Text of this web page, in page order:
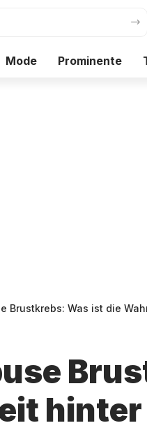
Mode Prominente
Brustkrebs: Was ist die